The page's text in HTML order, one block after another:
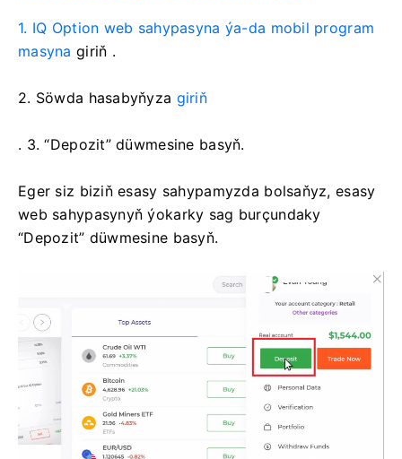
1. IQ Option web sahypasyna ýa-da mobil program
masyna giriň .
2. Söwda hasabyňyza giriň
. 3. “Depozit” düwmesine basyň.
Eger siz biziň esasy sahypamyzda bolsaňyz, esasy
web sahypasynyň ýokarky sag burçundaky
“Depozit” düwmesine basyň.